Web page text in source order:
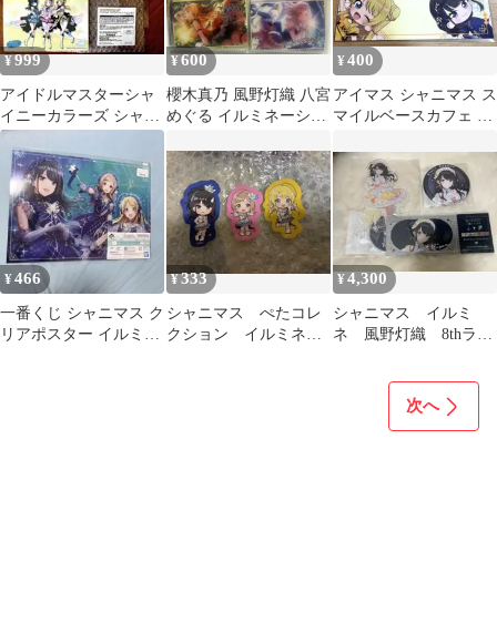
¥999
アイドルマスターシャ
イニーカラーズ シャニ
マス Blu-ray アソビス
トア特典
¥600
櫻木真乃 風野灯織 八宮
めぐる イルミネーショ
カード
¥400
アイマス シャニマス ス
マイルベースカフェ 特
イルミネ
¥466
一番くじ シャニマス ク
リアポスター イルミネ
¥333
シャニマス ぺたコレ
クション イルミネー
¥4,300
シャニマス イルミ
ネ 風野灯織 8thライ
次へ